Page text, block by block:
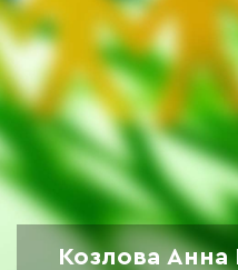
Козлова Анна